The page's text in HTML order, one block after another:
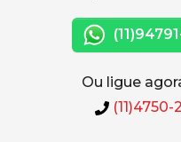
Ou ligue